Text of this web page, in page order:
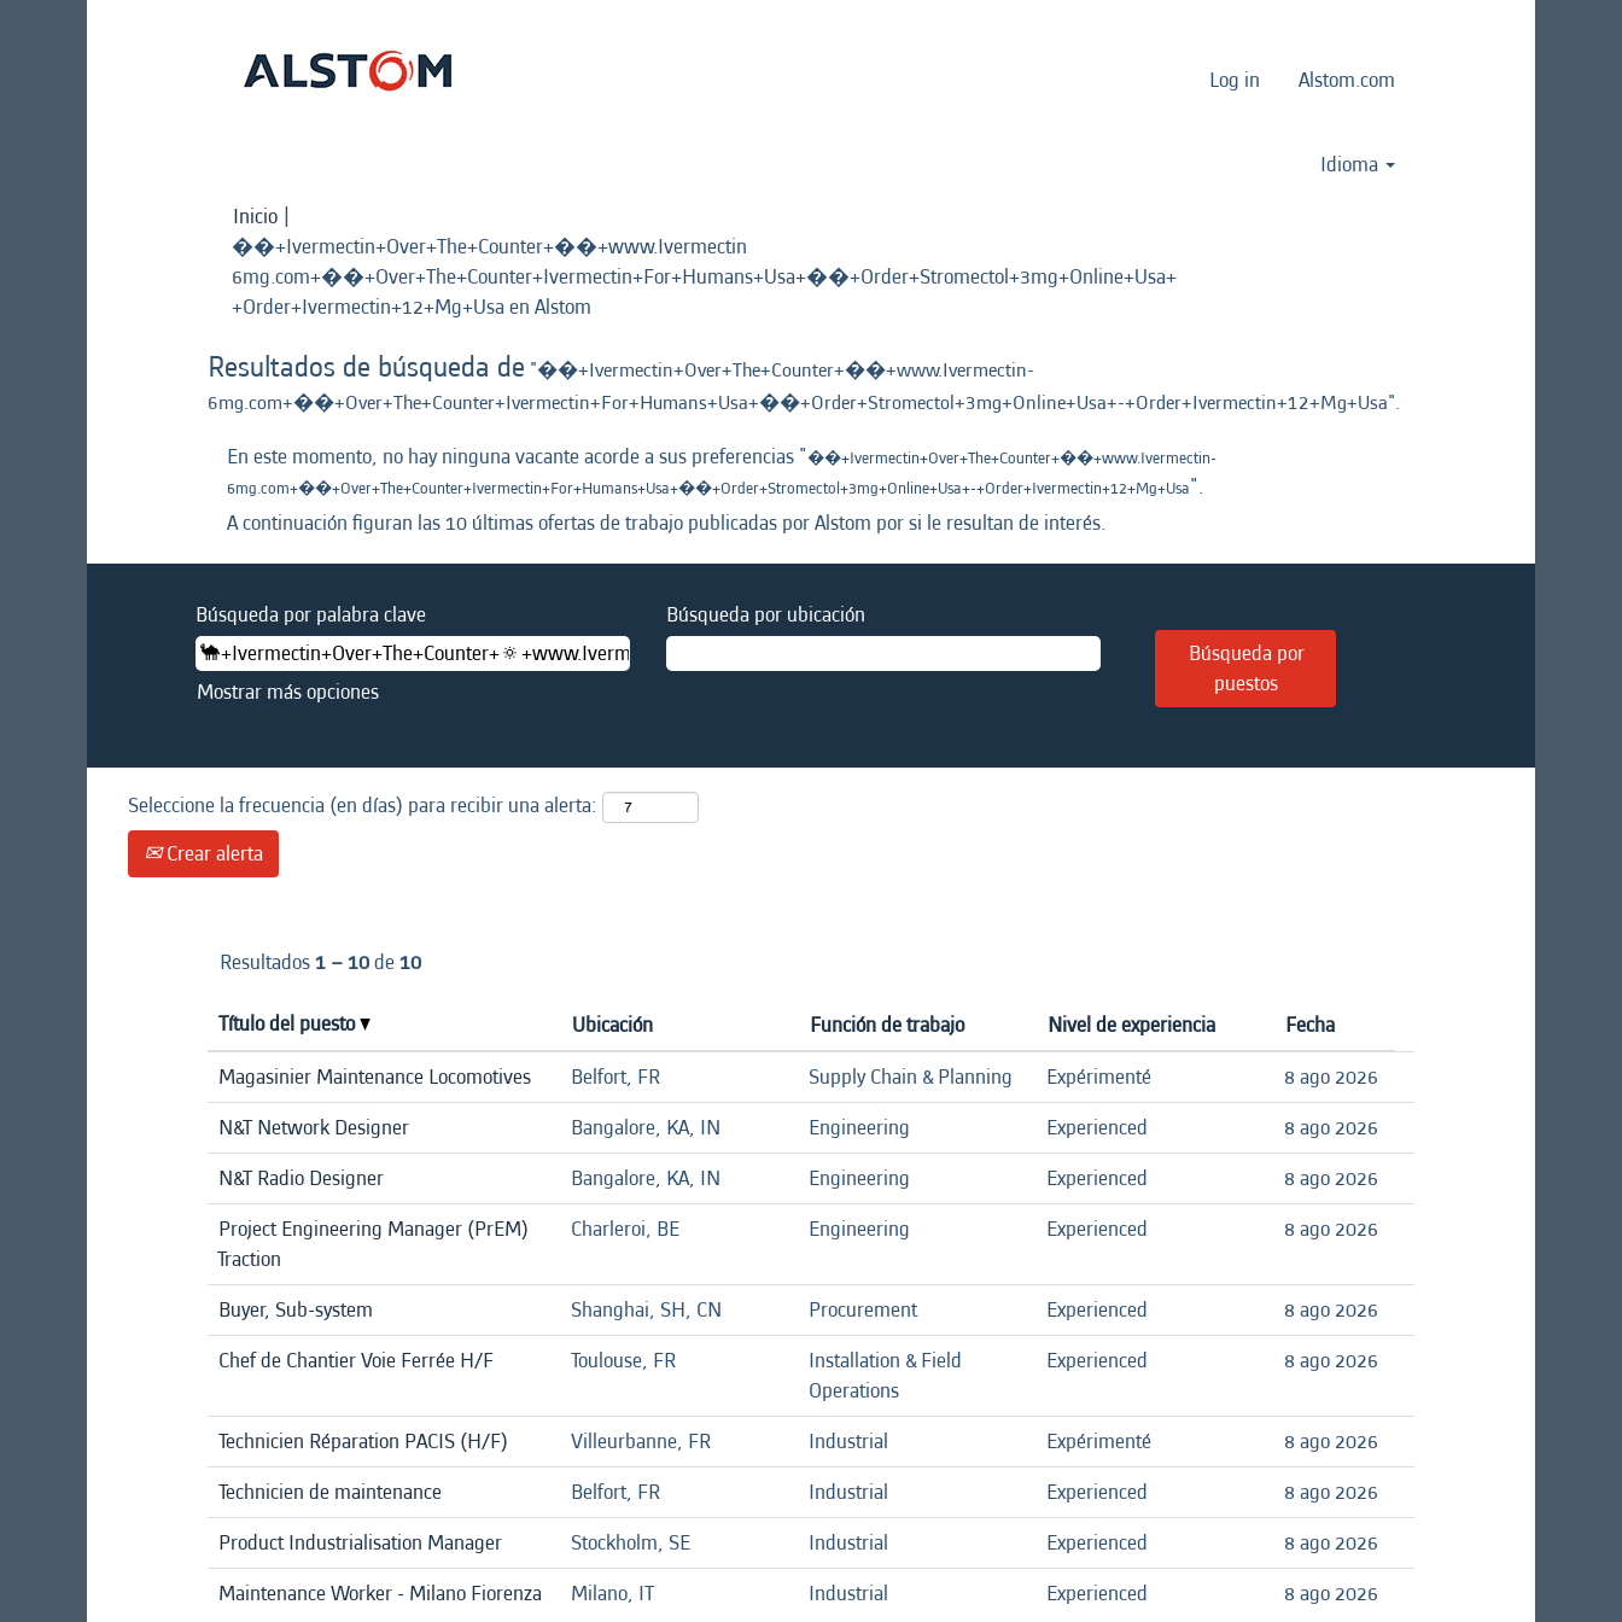
Log in Alstom.com
Idioma
Inicio |
��+Ivermectin+Over+The+Counter+��+www.Ivermectin
6mg.com+��+Over+The+Counter+Ivermectin+For+Humans+Usa+��+Order+Stromectol+3mg+Online+Usa+
+Order+Ivermectin+12+Mg+Usa en Alstom
Resultados de búsqueda de "��+Ivermectin+Over+The+Counter+��+www.Ivermectin-
6mg.com+��+Over+The+Counter+Ivermectin+For+Humans+Usa+��+Order+Stromectol+3mg+Online+Usa+-+Order+Ivermectin+12+Mg+Usa".
En este momento, no hay ninguna vacante acorde a sus preferencias "��+Ivermectin+Over+The+Counter+��+www.Ivermectin-
6mg.com+��+Over+The+Counter+Ivermectin+For+Humans+Usa+��+Order+Stromectol+3mg+Online+Usa+-+Order+Ivermectin+12+Mg+Usa".
A continuación figuran las 10 últimas ofertas de trabajo publicadas por Alstom por si le resultan de interés.
Búsqueda por palabra clave Búsqueda por ubicación
Mostrar más opciones
Seleccione la frecuencia (en días) para recibir una alerta:
Crear alerta
Resultados1 – 10de10
Título del puesto Ubicación Función de trabajo Nivel de experiencia
Fecha
Magasinier Maintenance Locomotives
Belfort, FR Supply Chain & Planning Expérimenté
8 ago 2026
N&T Network Designer
Bangalore, KA, IN Engineering Experienced
8 ago 2026
N&T Radio Designer
Bangalore, KA, IN Engineering Experienced
8 ago 2026
Project Engineering Manager (PrEM)
Traction
Charleroi, BE Engineering Experienced 8 ago 2026
Buyer, Sub-system Shanghai, SH, CN Procurement Experienced
8 ago 2026
Chef de Chantier Voie Ferrée H/F
Toulouse, FR
Installation & Field
Operations
Experienced 8 ago 2026
Technicien Réparation PACIS (H/F) Villeurbanne, FR Industrial Expérimenté
8 ago 2026
Technicien de maintenance
Belfort, FR Industrial Experienced
8 ago 2026
Product Industrialisation Manager
Stockholm, SE Industrial Experienced
8 ago 2026
Maintenance Worker - Milano Fiorenza
Milano, IT Industrial Experienced 8 ago 2026